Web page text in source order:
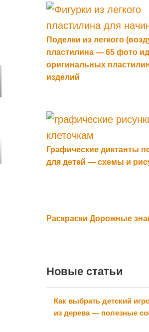
Поделки из легкого
пластилина — 65 фото
оригинальных
изделий
Графические диктанты
для детей — схемы и
Раскраски Дорожные
Новые статьи
Как выбрать детский
из дерева — полезные